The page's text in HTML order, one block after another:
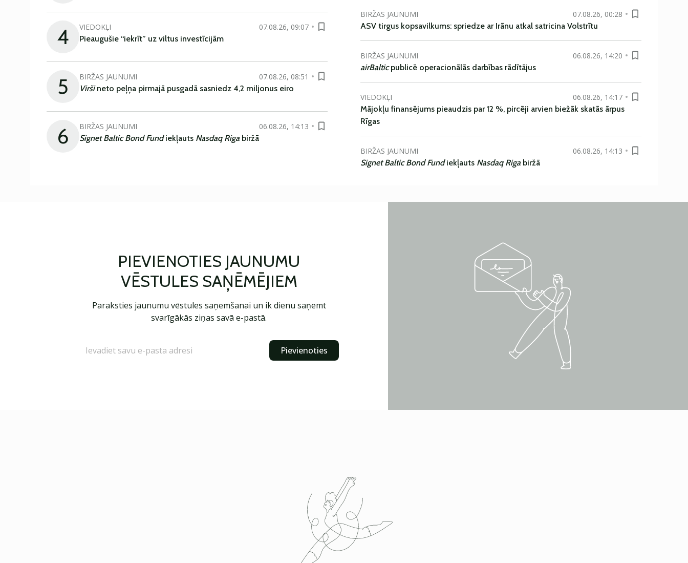
4 VIEDOKĻI
07.08.26, 09:07
Pieaugušie “iekrīt” uz viltus investīcijām
5 BIRŽAS JAUNUMI
07.08.26, 08:51
Viršineto peļņa pirmajā pusgadā sasniedz 4,2 miljonus eiro
6 BIRŽAS JAUNUMI
06.08.26, 14:13
Signet Baltic Bond Fundiekļauts Nasdaq Riga biržā
BIRŽAS JAUNUMI
07.08.26, 00:28
ASV tirgus kopsavilkums: spriedze ar Irānu atkal satricina Volstrītu
BIRŽAS JAUNUMI
06.08.26, 14:20
airBalticpublicē operacionālās darbības rādītājus
VIEDOKĻI
06.08.26, 14:17
Mājokļu finansējums pieaudzis par 12 %, pircēji arvien biežāk skatās ārpus
Rīgas
BIRŽAS JAUNUMI
06.08.26, 14:13
Signet Baltic Bond Fundiekļauts Nasdaq Riga biržā
PIEVIENOTIES JAUNUMU
VĒSTULES SAŅĒMĒJIEM
Paraksties jaunumu vēstules saņemšanai un ik dienu saņemt
svarīgākās ziņas savā e-pastā.
Pievienoties